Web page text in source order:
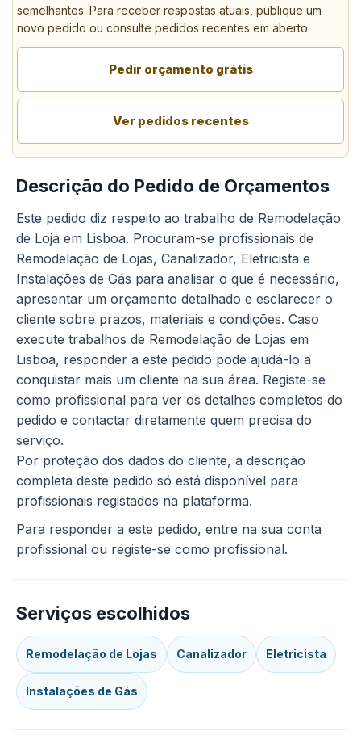
semelhantes. Para receber respostas atuais, publique um
novo pedido ou consulte pedidos recentes em aberto.
Pedir orçamento grátis
Ver pedidos recentes
Descrição do Pedido de Orçamentos
Este pedido diz respeito ao trabalho de Remodelação
de Loja em Lisboa. Procuram-se profissionais de
Remodelação de Lojas, Canalizador, Eletricista e
Instalações de Gás para analisar o que é necessário,
apresentar um orçamento detalhado e esclarecer o
cliente sobre prazos, materiais e condições. Caso
execute trabalhos de Remodelação de Lojas em
Lisboa, responder a este pedido pode ajudá-lo a
conquistar mais um cliente na sua área. Registe-se
como profissional para ver os detalhes completos do
pedido e contactar diretamente quem precisa do
serviço.
Por proteção dos dados do cliente, a descrição
completa deste pedido só está disponível para
profissionais registados na plataforma.
Para responder a este pedido, entre na sua conta
profissional ou registe-se como profissional.
Serviços escolhidos
Remodelação de Lojas Canalizador Eletricista
Instalações de Gás